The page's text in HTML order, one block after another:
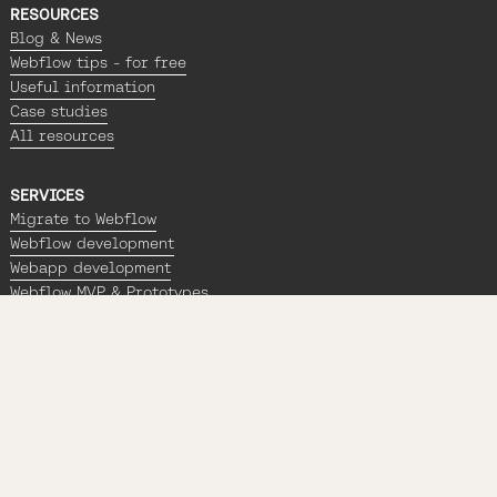
RESOURCES
Blog & News
Webflow tips - for free
Useful information
Case studies
All resources
SERVICES
Migrate to Webflow
Webflow development
Webapp development
Webflow MVP & Prototypes